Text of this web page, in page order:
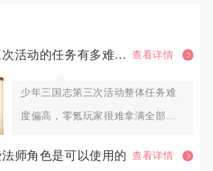
少年三国志第三次活动的任务有多难完成 查看详情
少年三国志第三次活动整体任务难
度偏高，零氪玩家很难拿满全部档
师角色是可以使用的 查看详情